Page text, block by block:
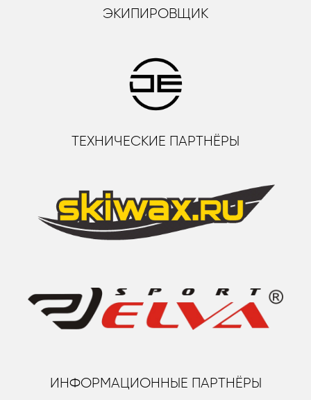
ЭКИПИРОВЩИК
ТЕХНИЧЕСКИЕ ПАРТНЁРЫ
ИНФОРМАЦИОННЫЕ ПАРТНЁРЫ